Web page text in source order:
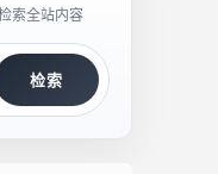
索全站内容
检索